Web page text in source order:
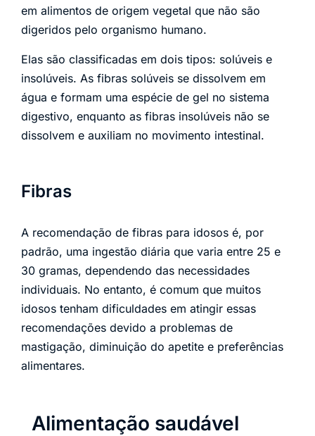
em alimentos de origem vegetal que não são
digeridos pelo organismo humano.
Elas são classificadas em dois tipos: solúveis e
insolúveis. As fibras solúveis se dissolvem em
água e formam uma espécie de gel no sistema
digestivo, enquanto as fibras insolúveis não se
dissolvem e auxiliam no movimento intestinal.
Fibras
A recomendação de fibras para idosos é, por
padrão, uma ingestão diária que varia entre 25 e
30 gramas, dependendo das necessidades
individuais. No entanto, é comum que muitos
idosos tenham dificuldades em atingir essas
recomendações devido a problemas de
mastigação, diminuição do apetite e preferências
alimentares.
Alimentação saudável